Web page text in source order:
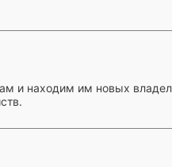
и находим им новых